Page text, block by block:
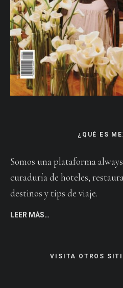
¿QUÉ ES
Somos una plataforma
curaduría de hoteles,
destinos y tips de viaje.
LEER MÁS…
VISITA OTROS